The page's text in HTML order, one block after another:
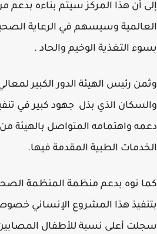
أن هذا المركز سيتم بناءه بدعم
وسيسهم في الرعاية الصحية
التغذية الوخيم والحاد .
رئيس الهيئة الدور الكبير لمعالي
الذي بذل جهود كبير في تنفيذ
واهتمامه المتواصل بالهيئة من
الطبية المقدمة فيها.
نوه بدعم منظمة المنظمة الصحة
هذا المشروع الإنساني خصوصاً
أعلى نسبة للأطفال المصابين